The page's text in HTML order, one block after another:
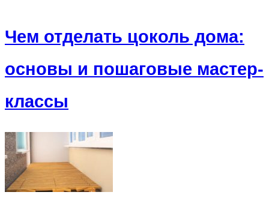
Чем отделать цоколь дома:
основы и пошаговые мастер-
классы